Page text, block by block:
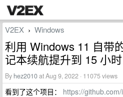
V2EX › Windows
利用 Windows 11 自带
记本续航提升到 15 小
By hez2010at Aug 9, 2022 · 11075 views
看到了这个项目： https://